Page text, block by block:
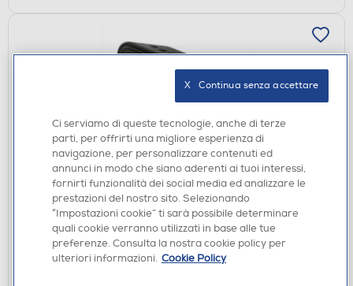
RADIO SVEGLIE
MAJESTIC - Radio sveglia digitale con doppio
allarme RS 166-NERO
€ 23,90
Acquisto online:disponibile
Ci serviamo di queste tecnologie, anche di terze
parti, per offrirti una migliore esperienza di
navigazione, per personalizzare contenuti ed
annunci in modo che siano aderenti ai tuoi interessi,
fornirti funzionalità dei social media ed analizzare le
prestazioni del nostro sito. Selezionando
“Impostazioni cookie” ti sarà possibile determinare
quali cookie verranno utilizzati in base alle tue
preferenze. Consulta la nostra cookie policy per
ulteriori informazioni. Cookie Policy
X   Continua senza accettare